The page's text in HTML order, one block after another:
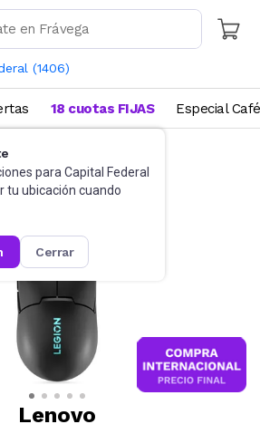
(1406)
para Capital Federal
tu ubicación cuando
cerrar
18 cuotas FIJAS Especial Café
Lenovo